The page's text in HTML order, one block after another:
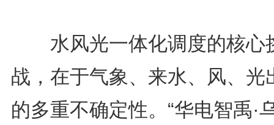
水风光一体化调度的核心
战，在于气象、来水、风、光
的多重不确定性。“华电智禹·